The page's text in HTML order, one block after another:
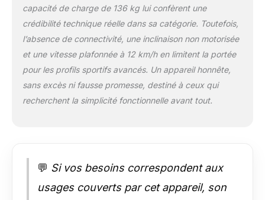
efficacement les
forces d’impact et
réduit la sollicitation
des articulations,
vous offrant à
chaque course la
souplesse et
l’élasticité d’un tapis
en plastique.
electrique pliable est
brushless de dernière
capacité de charge de 136 kg lui confèrent une
crédibilité technique réelle dans sa catégorie. Toutefois,
l’absence de connectivité, une inclinaison non motorisée
et une vitesse plafonnée à 12 km/h en limitent la portée
pour les profils sportifs avancés. Un appareil honnête,
sans excès ni fausse promesse, destiné à ceux qui
recherchent la simplicité fonctionnelle avant tout.
💬 Si vos besoins correspondent aux
usages couverts par cet appareil, son